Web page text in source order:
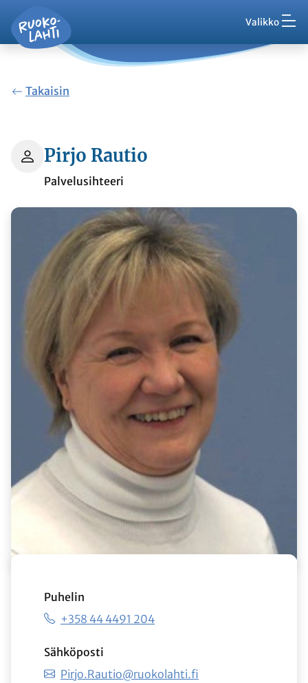
Siirry pääsisältöön Valikko
Ruokolahti - etusivu
Palaute
VisitRuokolahti
Takaisin
Pirjo Rautio
Palvelusihteeri
Puhelin
+358 44 4491 204
Sähköposti
Pirjo.Rautio@ruokolahti.fi